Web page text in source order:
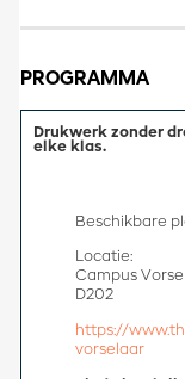
PROGRAMMA
Drukwerk zonder
elke klas.
Beschikbare
Locatie:
Campus
D202
https://
vorselaar